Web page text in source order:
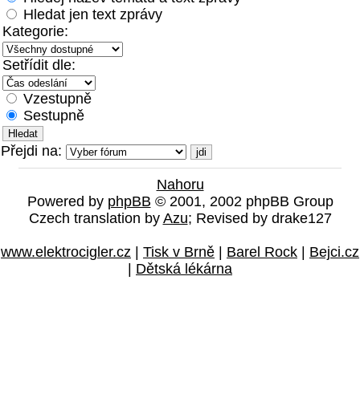
Hledat jen text zprávy
Kategorie:
Setřídit dle:
Vzestupně
Sestupně
Přejdi na:
Nahoru
Powered by phpBB © 2001, 2002 phpBB Group
Czech translation by Azu; Revised by drake127
www.elektrocigler.cz Tisk v Brně Barel Rock
Bejci.cz
Dětská lékárna